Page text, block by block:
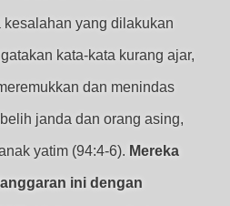
yang dilakukan
kata-kata kurang ajar,
dan menindas
janda dan orang asing,
yatim (94:4-6). Mereka
ini dengan